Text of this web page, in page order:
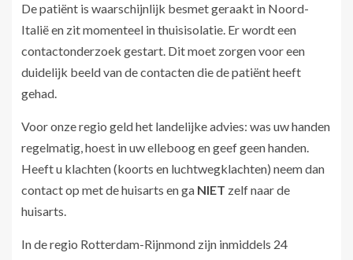
De patiënt is waarschijnlijk besmet geraakt in Noord-
Italië en zit momenteel in thuisisolatie. Er wordt een
contactonderzoek gestart. Dit moet zorgen voor een
duidelijk beeld van de contacten die de patiënt heeft
gehad.
Voor onze regio geld het landelijke advies: was uw handen
regelmatig, hoest in uw elleboog en geef geen handen.
Heeft u klachten (koorts en luchtwegklachten) neem dan
contact op met de huisarts en ga NIET zelf naar de
huisarts.
In de regio Rotterdam-Rijnmond zijn inmiddels 24